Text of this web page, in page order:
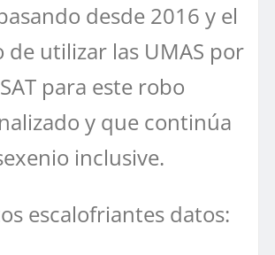
desde 2016 y el
de utilizar las UMAS por
para este robo
y que continúa
inclusive.
escalofriantes datos: